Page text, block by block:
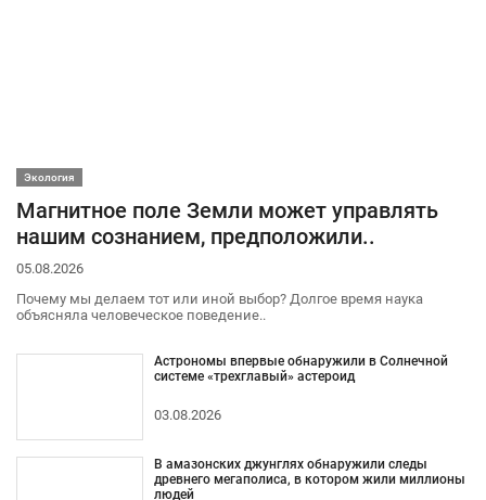
Экология
Магнитное поле Земли может управлять
нашим сознанием, предположили..
05.08.2026
Почему мы делаем тот или иной выбор? Долгое время наука
объясняла человеческое поведение..
Астрономы впервые обнаружили в Солнечной
системе «трехглавый» астероид
03.08.2026
В амазонских джунглях обнаружили следы
древнего мегаполиса, в котором жили миллионы
людей